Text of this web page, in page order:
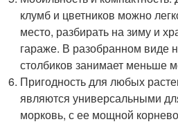
клумб и цветников можно
место, разбирать на зиму и
гараже. В разобранном виде
столбиков занимает меньше
Пригодность для любых
являются универсальными
морковь, с ее мощной